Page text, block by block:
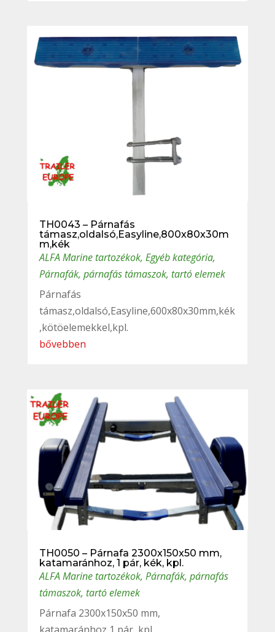
TH0043 – Párnafás
támasz,oldalsó,Easyline,800x80x30m
m,kék
ALFA Marine tartozékok, Egyéb kategória,
Párnafák, párnafás támaszok, tartó elemek
Párnafás
támasz,oldalsó,Easyline,600x80x30mm,kék
,kötöelemekkel,kpl.
bővebben
TH0050 – Párnafa 2300x150x50 mm,
katamaránhoz, 1 pár, kék, kpl.
ALFA Marine tartozékok, Párnafák, párnafás
támaszok, tartó elemek
Párnafa 2300x150x50 mm,